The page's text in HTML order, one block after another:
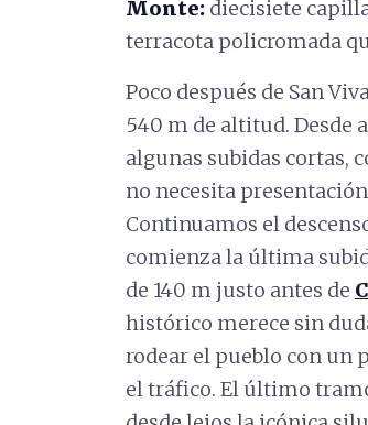
Monte: diecisiete
terracota policromada
Poco después de San
540 m de altitud. Desde
algunas subidas cortas,
no necesita
Continuamos el
comienza la última
de 140 m justo antes de
histórico merece sin
rodear el pueblo con un
el tráfico. El último